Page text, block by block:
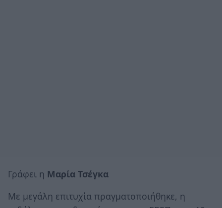
Γράφει η Μαρία Τσέγκα
Με μεγάλη επιτυχία πραγματοποιήθηκε, η